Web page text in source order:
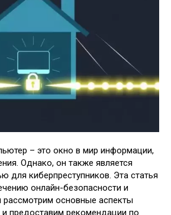
– это окно в мир информации,
Однако, он также является
для киберпреступников. Эта статья
онлайн-безопасности и
основные аспекты
предоставим рекомендации по